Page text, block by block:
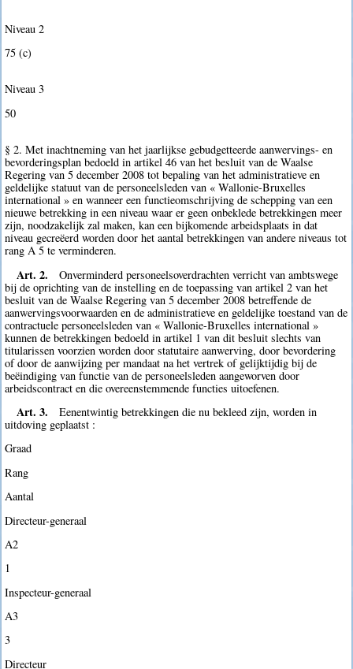
Niveau 2
75 (c)
Niveau 3
50
§ 2. Met inachtneming van het jaarlijkse gebudgetteerde aanwervings- en
bevorderingsplan bedoeld in artikel 46 van het besluit van de Waalse
Regering van 5 december 2008 tot bepaling van het administratieve en
geldelijke statuut van de personeelsleden van « Wallonie-Bruxelles
international » en wanneer een functieomschrijving de schepping van een
nieuwe betrekking in een niveau waar er geen onbeklede betrekkingen meer
zijn, noodzakelijk zal maken, kan een bijkomende arbeidsplaats in dat
niveau gecreëerd worden door het aantal betrekkingen van andere niveaus tot
rang A 5 te verminderen.
Art. 2.
Onverminderd personeelsoverdrachten verricht van ambtswege
bij de oprichting van de instelling en de toepassing van artikel 2 van het
besluit van de Waalse Regering van 5 december 2008 betreffende de
aanwervingsvoorwaarden en de administratieve en geldelijke toestand van de
contractuele personeelsleden van « Wallonie-Bruxelles international »
kunnen de betrekkingen bedoeld in artikel 1 van dit besluit slechts van
titularissen voorzien worden door statutaire aanwerving, door bevordering
of door de aanwijzing per mandaat na het vertrek of gelijktijdig bij de
beëindiging van functie van de personeelsleden aangeworven door
arbeidscontract en die overeenstemmende functies uitoefenen.
Art. 3.
Eenentwintig betrekkingen die nu bekleed zijn, worden in
uitdoving geplaatst :
Graad
Rang
Aantal
Directeur-generaal
A2
1
Inspecteur-generaal
A3
3
Directeur